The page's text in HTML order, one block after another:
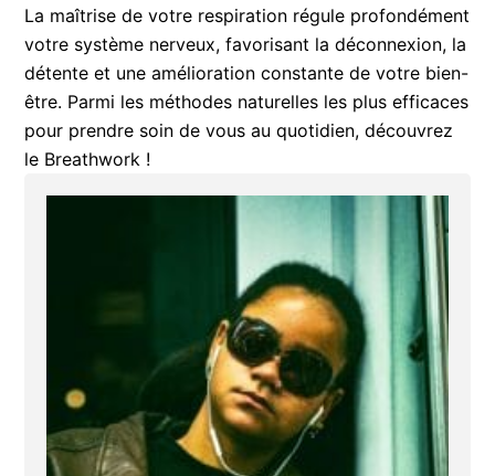
La maîtrise de votre respiration régule profondément
votre système nerveux, favorisant la déconnexion, la
détente et une amélioration constante de votre bien-
être. Parmi les méthodes naturelles les plus efficaces
pour prendre soin de vous au quotidien, découvrez
le Breathwork !